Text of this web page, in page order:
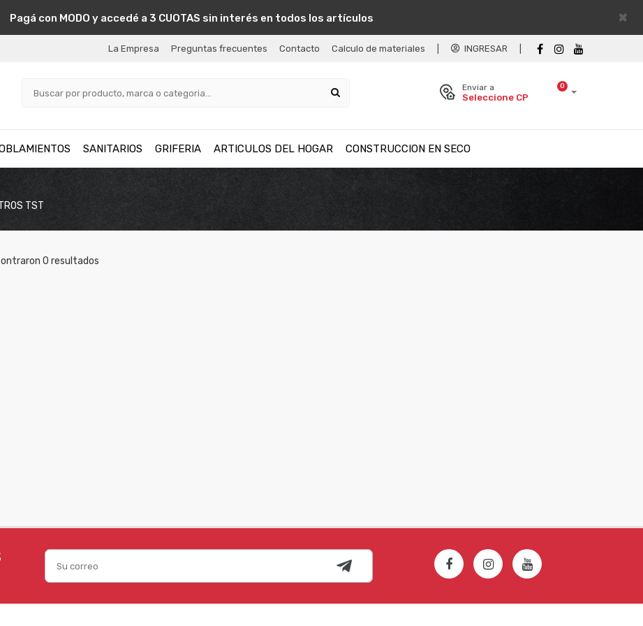
×
Pagá con MODO y accedé a 3 CUOTAS sin interés en todos los artículos
La Empresa Preguntas frecuentes Contacto Calculo de materiales INGRESAR
0
Enviar a
Seleccione CP
SANITARIOS GRIFERIA ARTICULOS DEL HOGAR CONSTRUCCION EN SECO
TST
0 resultados